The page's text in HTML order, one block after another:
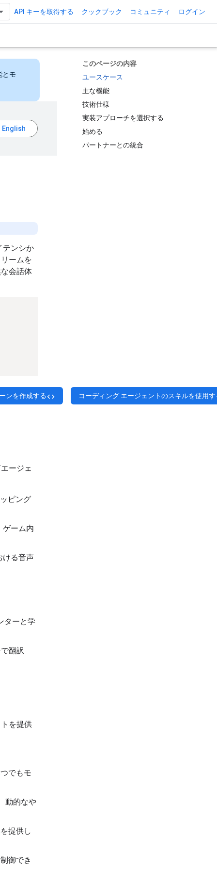
API キーを取得する クックブック コミュニティ ログイン
このページの内容
ユースケース
主な機能
技術仕様
実装アプローチを選択する
始める
パートナーとの統合
とモ
テンシか
ームを
会話体
ンを作成するcode コーディング エージェントのスキルを使用す
ージェ
ピング
ゲーム内
ける音声
ターと学
翻訳
を提供
でもモ
動的なや
提供し
御でき